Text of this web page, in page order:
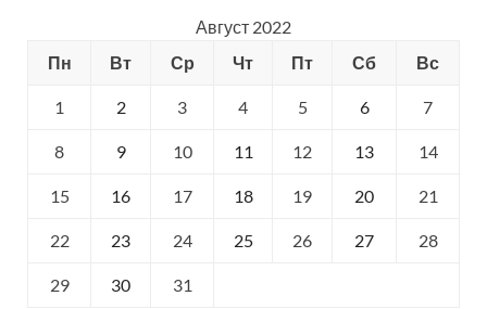
Август 2022
Пн
Вт Ср Чт Пт Сб Вс
1 2 3 4 5 6 7
8 9 10 11 12 13 14
15 16 17 18 19 20 21
22 23 24 25 26 27 28
29 30 31